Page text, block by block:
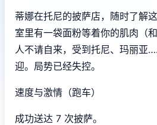
蒂娜在托尼的披萨店，随时了解
室里有一袋面粉等着你的肌肉（
人不请自来，受到托尼、玛丽亚
迎。局势已经失控。
速度与激情（跑车）
成功送达 7 次披萨。